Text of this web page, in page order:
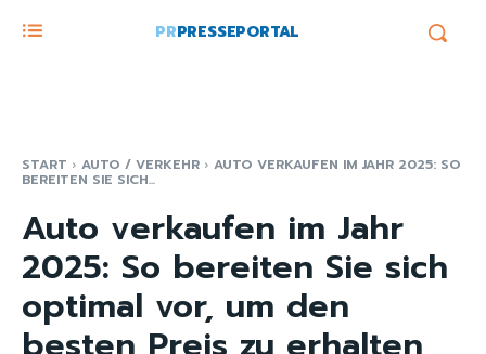
PRPRESSEPORTAL
START AUTO / VERKEHR AUTO VERKAUFEN IM JAHR 2025: SO
BEREITEN SIE SICH...
Auto verkaufen im Jahr
2025: So bereiten Sie sich
optimal vor, um den